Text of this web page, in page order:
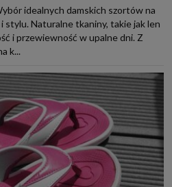
idealnych damskich szortów na
stylu. Naturalne tkaniny, takie jak len
i przewiewność w upalne dni. Z
k...